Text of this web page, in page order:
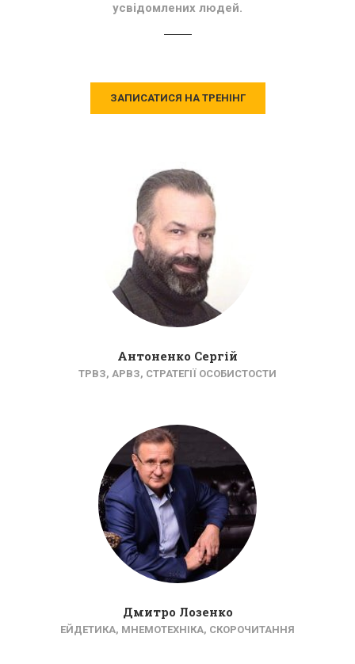
усвідомлених людей.
ЗАПИСАТИСЯ НА ТРЕНІНГ
Антоненко Сергій
ТРВЗ, АРВЗ, СТРАТЕГІЇ ОСОБИСТОСТИ
Дмитро Лозенко
ЕЙДЕТИКА, МНЕМОТЕХНІКА, СКОРОЧИТАННЯ